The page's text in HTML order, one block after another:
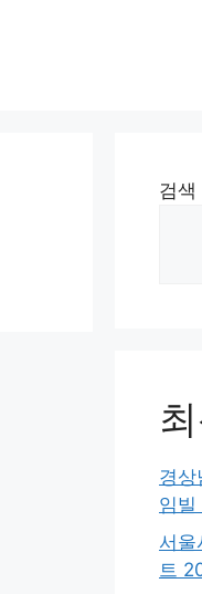
검색
경상
임빌
서울
트